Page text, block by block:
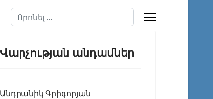
Որոնել
Վարչության անդամներ
Անդրանիկ Գրիգորյան